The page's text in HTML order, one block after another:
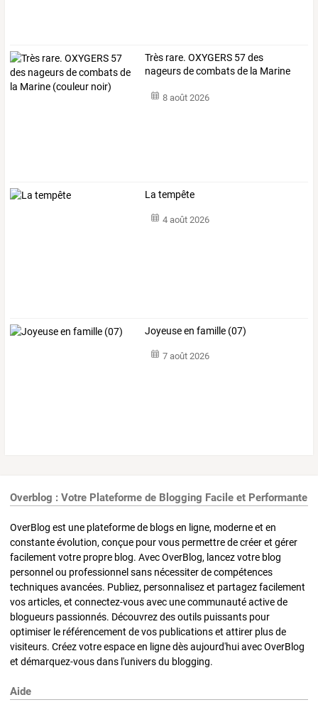
Très rare. OXYGERS 57des
nageursdecombatsde la Marine
8 août 2026
La tempête
4 août 2026
Joyeuse en famille (07)
7 août 2026
Overblog : Votre Plateforme de Blogging Facile et Performante
OverBlog est une plateforme de blogs en ligne, moderne et en
constante évolution, conçue pour vous permettre de créer et gérer
facilement votre propre blog. Avec OverBlog, lancez votre blog
personnel ou professionnel sans nécessiter de compétences
techniques avancées. Publiez, personnalisez et partagez facilement
vos articles, et connectez-vous avec une communauté active de
blogueurs passionnés. Découvrez des outils puissants pour
optimiser le référencement de vos publications et attirer plus de
visiteurs. Créez votre espace en ligne dès aujourd'hui avec OverBlog
et démarquez-vous dans l'univers du blogging.
Aide